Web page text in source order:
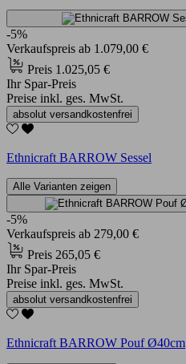
-5%
Verkaufspreis ab 1.079,00 €
Preis 1.025,05 €
Ihr Spar-Preis
Preise inkl. ges. MwSt.
absolut versandkostenfrei
Ethnicraft BARROW Sessel
Alle Varianten zeigen
-5%
Verkaufspreis ab 279,00 €
Preis 265,05 €
Ihr Spar-Preis
Preise inkl. ges. MwSt.
absolut versandkostenfrei
Ethnicraft BARROW Pouf Ø40cm